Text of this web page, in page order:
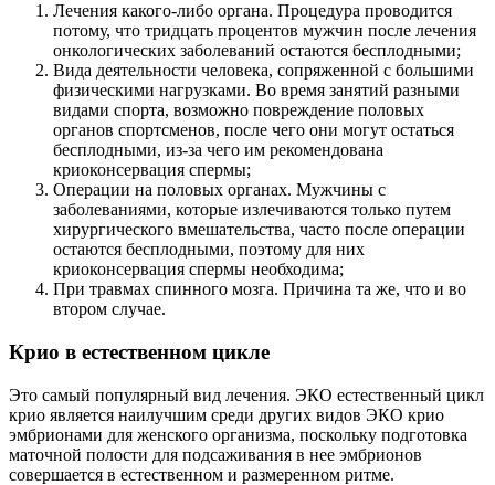
Лечения какого-либо органа. Процедура проводится
потому, что тридцать процентов мужчин после лечения
онкологических заболеваний остаются бесплодными;
Вида деятельности человека, сопряженной с большими
физическими нагрузками. Во время занятий разными
видами спорта, возможно повреждение половых
органов спортсменов, после чего они могут остаться
бесплодными, из-за чего им рекомендована
криоконсервация спермы;
Операции на половых органах. Мужчины с
заболеваниями, которые излечиваются только путем
хирургического вмешательства, часто после операции
остаются бесплодными, поэтому для них
криоконсервация спермы необходима;
При травмах спинного мозга. Причина та же, что и во
втором случае.
Крио в естественном цикле
Это самый популярный вид лечения. ЭКО естественный цикл
крио является наилучшим среди других видов ЭКО крио
эмбрионами для женского организма, поскольку подготовка
маточной полости для подсаживания в нее эмбрионов
совершается в естественном и размеренном ритме.